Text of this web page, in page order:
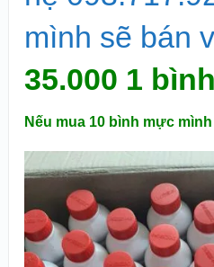
mình sẽ bán
35.000 1
Nếu mua 10 bình mực